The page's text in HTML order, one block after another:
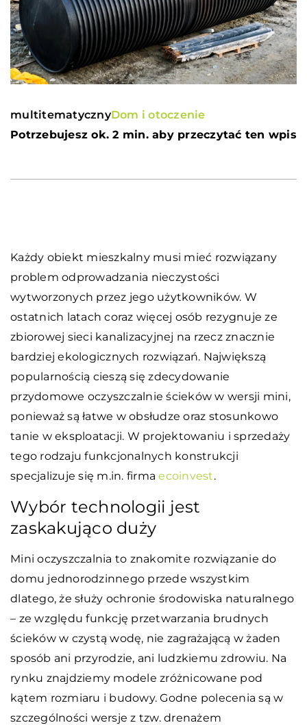
multitematycznyDom i otoczenie
Potrzebujesz ok. 2 min. aby przeczytać ten wpis
Każdy obiekt mieszkalny musi mieć rozwiązany
problem odprowadzania nieczystości
wytworzonych przez jego użytkowników. W
ostatnich latach coraz więcej osób rezygnuje ze
zbiorowej sieci kanalizacyjnej na rzecz znacznie
bardziej ekologicznych rozwiązań. Największą
popularnością cieszą się zdecydowanie
przydomowe oczyszczalnie ścieków w wersji mini,
ponieważ są łatwe w obsłudze oraz stosunkowo
tanie w eksploatacji. W projektowaniu i sprzedaży
tego rodzaju funkcjonalnych konstrukcji
specjalizuje się m.in. firmaecoinvest.
Wybór technologii jest
zaskakująco duży
Mini oczyszczalnia to znakomite rozwiązanie do
domu jednorodzinnego przede wszystkim
dlatego, że służy ochronie środowiska naturalnego
– ze względu funkcję przetwarzania brudnych
ścieków w czystą wodę, nie zagrażającą w żaden
sposób ani przyrodzie, ani ludzkiemu zdrowiu. Na
rynku znajdziemy modele zróżnicowane pod
kątem rozmiaru i budowy. Godne polecenia są w
szczególności wersje z tzw. drenażem